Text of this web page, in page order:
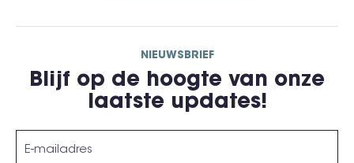
NIEUWSBRIEF
Blijf op de hoogte van onze
laatste updates!